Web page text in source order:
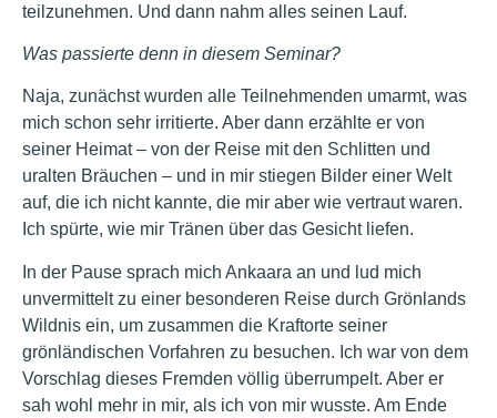
teilzunehmen. Und dann nahm alles seinen Lauf.
Was passierte denn in diesem Seminar?
Naja, zunächst wurden alle Teilnehmenden umarmt, was
mich schon sehr irritierte. Aber dann erzählte er von
seiner Heimat – von der Reise mit den Schlitten und
uralten Bräuchen – und in mir stiegen Bilder einer Welt
auf, die ich nicht kannte, die mir aber wie vertraut waren.
Ich spürte, wie mir Tränen über das Gesicht liefen.
In der Pause sprach mich Ankaara an und lud mich
unvermittelt zu einer besonderen Reise durch Grönlands
Wildnis ein, um zusammen die Kraftorte seiner
grönländischen Vorfahren zu besuchen. Ich war von dem
Vorschlag dieses Fremden völlig überrumpelt. Aber er
sah wohl mehr in mir, als ich von mir wusste. Am Ende